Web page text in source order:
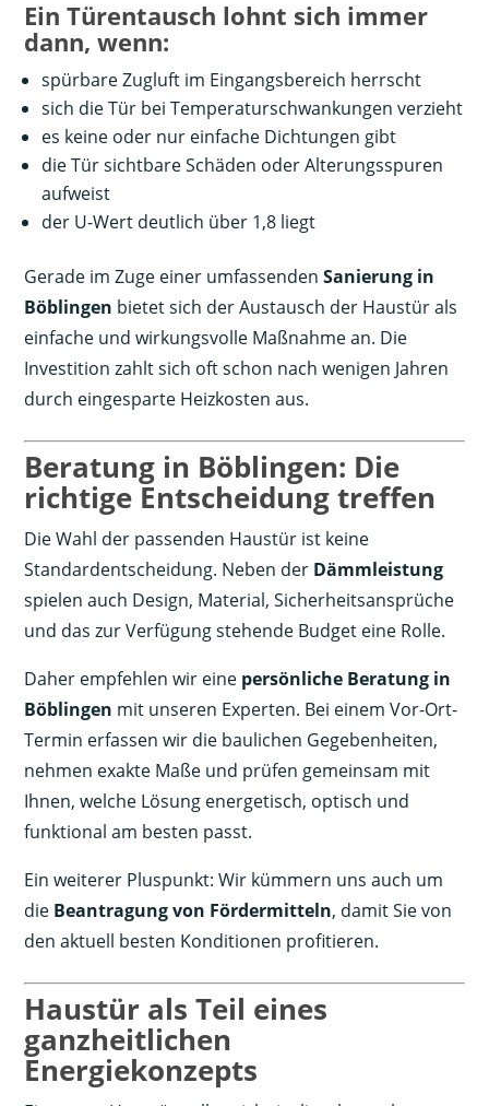
Ein Türentausch lohnt sich immer
dann, wenn:
spürbare Zugluft im Eingangsbereich herrscht
sich die Tür bei Temperaturschwankungen verzieht
es keine oder nur einfache Dichtungen gibt
die Tür sichtbare Schäden oder Alterungsspuren
aufweist
der U-Wert deutlich über 1,8 liegt
Gerade im Zuge einer umfassendenSanierung in
Böblingen bietet sich der Austausch der Haustür als
einfache und wirkungsvolle Maßnahme an. Die
Investition zahlt sich oft schon nach wenigen Jahren
durch eingesparte Heizkosten aus.
Beratung in Böblingen: Die
richtige Entscheidung treffen
Die Wahl der passenden Haustür ist keine
Standardentscheidung. Neben der Dämmleistung
spielen auch Design, Material, Sicherheitsansprüche
und das zur Verfügung stehende Budget eine Rolle.
Daher empfehlen wir eine persönliche Beratung in
Böblingen mit unseren Experten. Bei einem Vor-Ort-
Termin erfassen wir die baulichen Gegebenheiten,
nehmen exakte Maße und prüfen gemeinsam mit
Ihnen, welche Lösung energetisch, optisch und
funktional am besten passt.
Ein weiterer Pluspunkt: Wir kümmern uns auch um
die Beantragung von Fördermitteln, damit Sie von
den aktuell besten Konditionen profitieren.
Haustür als Teil eines
ganzheitlichen
Energiekonzepts